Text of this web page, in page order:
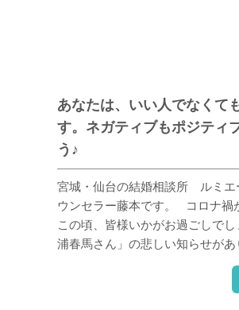
あなたは、いい人でなくて
す。ネガティブもポジティ
う♪
宮城・仙台の結婚相談所 ルミエ
ウンセラー藤本です。 コロナ禍
この頃、皆様いかがお過ごしで
浦春馬さん」の悲しい知らせが